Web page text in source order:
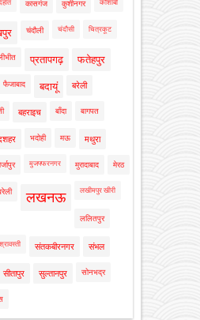
कासगंज कुशीनगर कौशांबी
चंदौली चंदौसी चित्रकूट
प्रतापगढ़ फतेहपुर
फैजाबाद बदायूं बरेली
बहराइच बाँदा बागपत
भदोही मऊ मथुरा
मुजफ्फरनगर मुरादाबाद मेरठ
लखनऊ लखीमपुर खीरी
ललितपुर
श्रावस्ती संतकबीरनगर संभल
सीतापुर सुल्तानपुर सोनभद्र